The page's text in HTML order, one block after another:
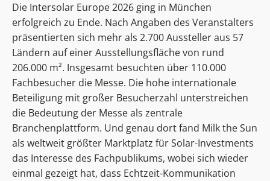
Die Intersolar Europe 2026 ging in München
erfolgreich zu Ende. Nach Angaben des Veranstalters
präsentierten sich mehr als 2.700 Aussteller aus 57
Ländern auf einer Ausstellungsfläche von rund
206.000 m². Insgesamt besuchten über 110.000
Fachbesucher die Messe. Die hohe internationale
Beteiligung mit großer Besucherzahl unterstreichen
die Bedeutung der Messe als zentrale
Branchenplattform. Und genau dort fand Milk the Sun
als weltweit größter Marktplatz für Solar-Investments
das Interesse des Fachpublikums, wobei sich wieder
einmal gezeigt hat, dass Echtzeit-Kommunikation